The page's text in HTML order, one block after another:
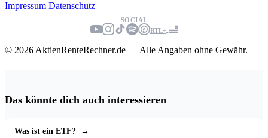
Impressum Datenschutz
SOCIAL
RTL+
© 2026 AktienRenteRechner.de — Alle Angaben ohne Gewähr.
Das könnte dich auch interessieren
Was ist ein ETF? →